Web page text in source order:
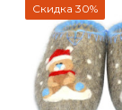
Скидка 30%